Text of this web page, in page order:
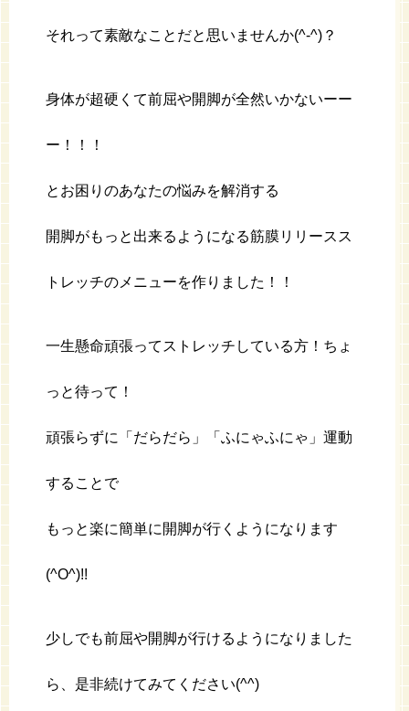
それって素敵なことだと思いませんか(^-^)？
身体が超硬くて前屈や開脚が全然いかないーー
ー！！！
とお困りのあなたの悩みを解消する
開脚がもっと出来るようになる筋膜リリースス
トレッチのメニューを作りました！！
一生懸命頑張ってストレッチしている方！ちょ
っと待って！
頑張らずに「だらだら」「ふにゃふにゃ」運動
することで
もっと楽に簡単に開脚が行くようになります
(^O^)!!
少しでも前屈や開脚が行けるようになりました
ら、是非続けてみてください(^^)